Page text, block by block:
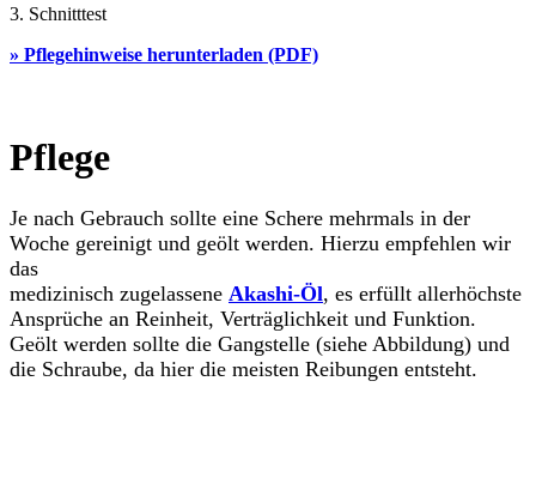
3. Schnitttest
» Pflegehinweise herunterladen (PDF)
Pflege
Je nach Gebrauch sollte eine Schere mehrmals in der
Woche gereinigt und geölt werden. Hierzu empfehlen wir
das
medizinisch zugelassene Akashi-Öl, es erfüllt allerhöchste
Ansprüche an Reinheit, Verträglichkeit und Funktion.
Geölt werden sollte die Gangstelle (siehe Abbildung) und
die Schraube, da hier die meisten Reibungen entsteht.